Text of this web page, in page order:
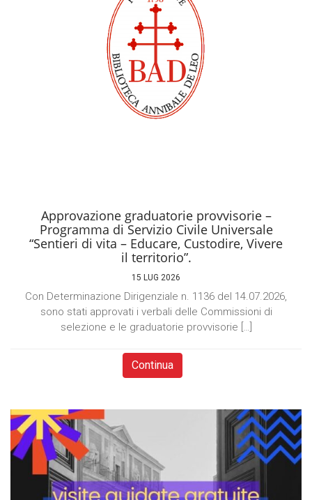
Approvazione graduatorie provvisorie –
Programma di Servizio Civile Universale
“Sentieri di vita – Educare, Custodire, Vivere
il territorio”.
15 LUG 2026
Con Determinazione Dirigenziale n. 1136 del 14.07.2026,
sono stati approvati i verbali delle Commissioni di
selezione e le graduatorie provvisorie […]
Continua